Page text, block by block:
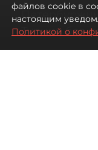
Турции без
файлов cookie в
настоящим
Политикой о